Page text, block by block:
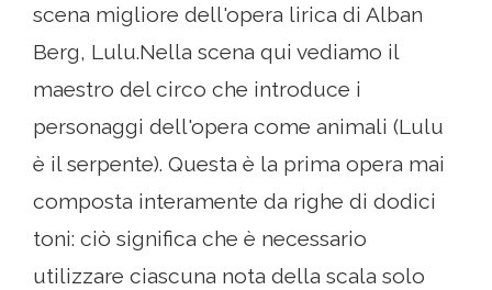
scena migliore dell'opera lirica di Alban
Berg, Lulu.Nella scena qui vediamo il
maestro del circo che introduce i
personaggi dell'opera come animali (Lulu
è il serpente). Questa è la prima opera mai
composta interamente da righe di dodici
toni: ciò significa che è necessario
utilizzare ciascuna nota della scala solo